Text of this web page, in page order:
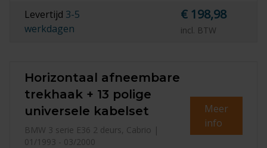
Levertijd 3-5
werkdagen
€ 198,98
incl. BTW
Horizontaal afneembare
trekhaak + 13 polige
universele kabelset
BMW 3 serie E36 2 deurs, Cabrio |
01/1993 - 03/2000
Meer
info